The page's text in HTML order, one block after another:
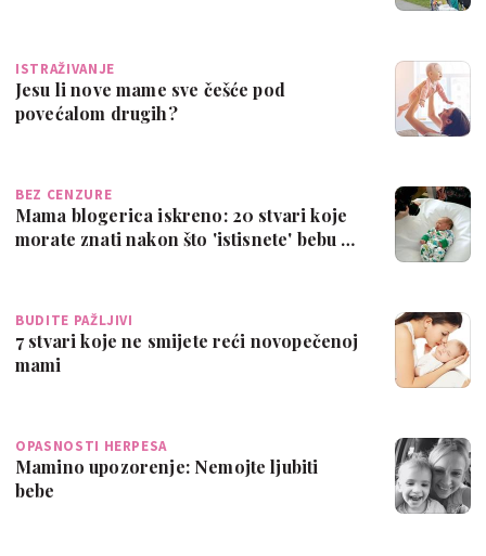
ISTRAŽIVANJE
Jesu li nove mame sve češće pod
povećalom drugih?
BEZ CENZURE
Mama blogerica iskreno: 20 stvari koje
morate znati nakon što 'istisnete' bebu …
BUDITE PAŽLJIVI
7 stvari koje ne smijete reći novopečenoj
mami
OPASNOSTI HERPESA
Mamino upozorenje: Nemojte ljubiti
bebe